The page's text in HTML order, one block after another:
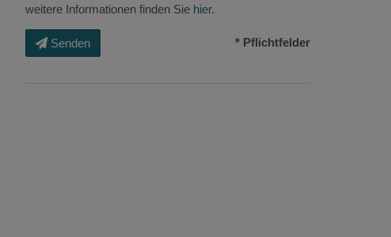
weitere Informationen finden Sie hier.
Senden * Pflichtfelder